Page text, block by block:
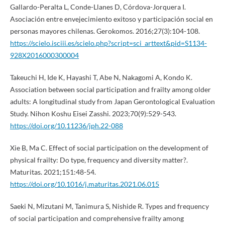
Gallardo-Peralta L, Conde-Llanes D, Córdova-Jorquera I.
Asociación entre envejecimiento exitoso y participación social en
personas mayores chilenas. Gerokomos. 2016;27(3):104-108.
https://scielo.isciii.es/scielo.php?script=sci_arttext&pid=S1134-
928X2016000300004
Takeuchi H, Ide K, Hayashi T, Abe N, Nakagomi A, Kondo K.
Association between social participation and frailty among older
adults: A longitudinal study from Japan Gerontological Evaluation
Study. Nihon Koshu Eisei Zasshi. 2023;70(9):529-543.
https://doi.org/10.11236/jph.22-088
Xie B, Ma C. Effect of social participation on the development of
physical frailty: Do type, frequency and diversity matter?.
Maturitas. 2021;151:48-54.
https://doi.org/10.1016/j.maturitas.2021.06.015
Saeki N, Mizutani M, Tanimura S, Nishide R. Types and frequency
of social participation and comprehensive frailty among